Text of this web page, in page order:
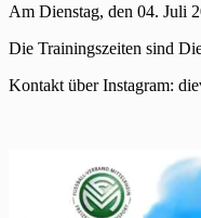
Am Dienstag, den 04. Juli
Die Trainingszeiten sind
Kontakt über Instagram: